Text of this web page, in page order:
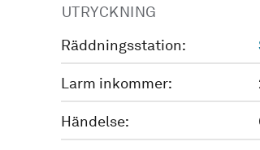
UTRYCKNING
Räddningsstation:
Larm inkommer:
Händelse: